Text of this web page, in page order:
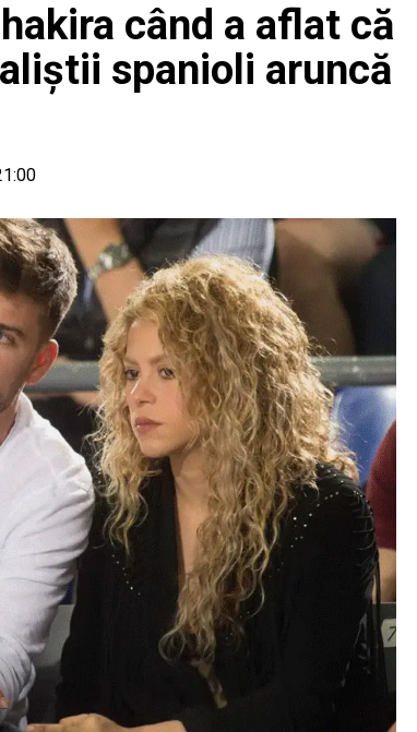
când a aflat că
spanioli aruncă